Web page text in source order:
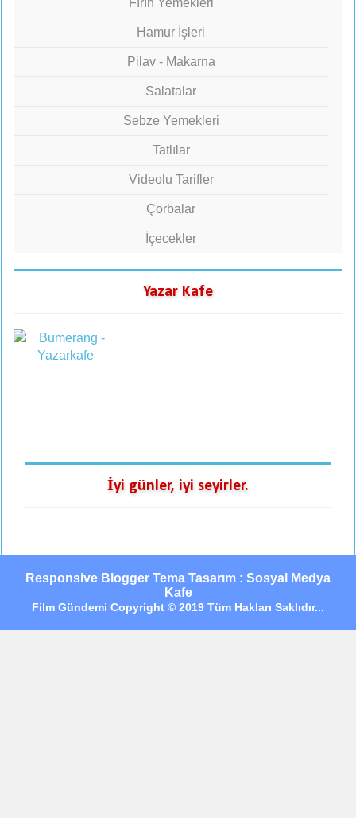
Hamur İşleri
Pilav - Makarna
Salatalar
Sebze Yemekleri
Tatlılar
Videolu Tarifler
Çorbalar
İçecekler
Yazar Kafe
İyi günler, iyi seyirler.
Responsive Blogger Tema Tasarım : Sosyal Medya
Kafe
Film Gündemi Copyright © 2019 Tüm Hakları Saklıdır...